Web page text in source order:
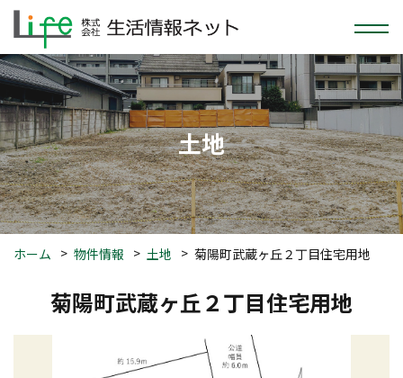
土地
ホーム 物件情報 土地 菊陽町武蔵ヶ丘２丁目住宅用地
菊陽町武蔵ヶ丘２丁目住宅用地